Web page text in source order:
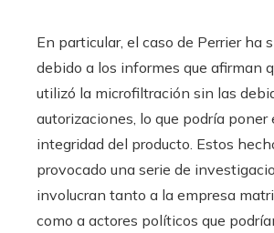
En particular, el caso de Perrier ha
debido a los informes que afirman
utilizó la microfiltración sin las
autorizaciones, lo que podría poner
integridad del producto. Estos
provocado una serie de
involucran tanto a la empresa
como a actores políticos que